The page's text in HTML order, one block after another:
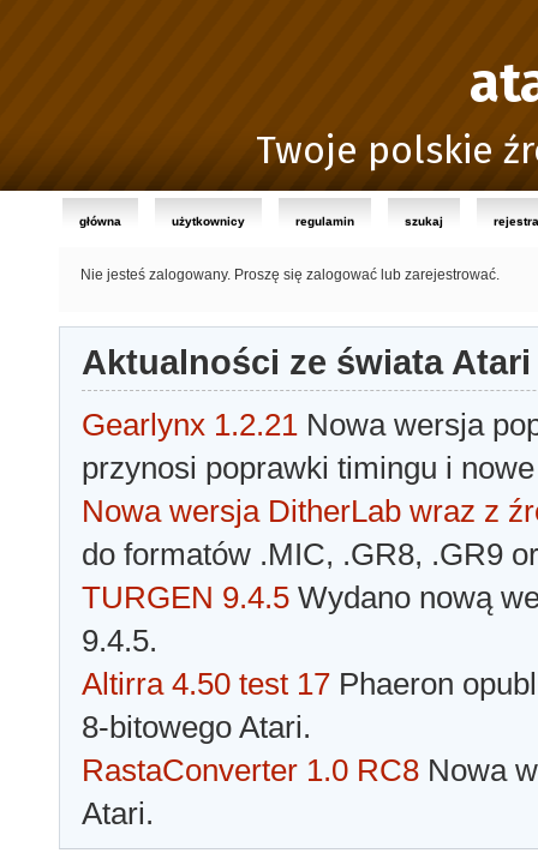
Twoje polskie
główna użytkownicy regulamin szukaj
Nie jesteś zalogowany. Proszę się zalogować lub zarejestrować.
Aktualności ze świata Atari
Gearlynx 1.2.21 Nowa wersja
przynosi poprawki timingu i
Nowa wersja DitherLab wraz z
do formatów .MIC, .GR8, .GR9
TURGEN 9.4.5 Wydano nową
9.4.5.
Altirra 4.50 test 17 Phaeron
8-bitowego Atari.
RastaConverter 1.0 RC8 Nowa
Atari.